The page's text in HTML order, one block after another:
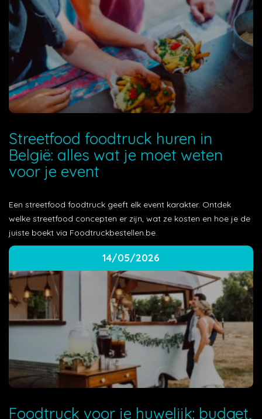
Streetfood foodtruck huren in
België: alles wat je moet weten
voor je event
Een streetfood foodtruck geeft elk event karakter. Ontdek
welke streetfood concepten er zijn, wat ze kosten en hoe je de
juiste boekt via Foodtruckbestellen.be.
14/05/2026
Foodtruck voor je huwelijk: budget,